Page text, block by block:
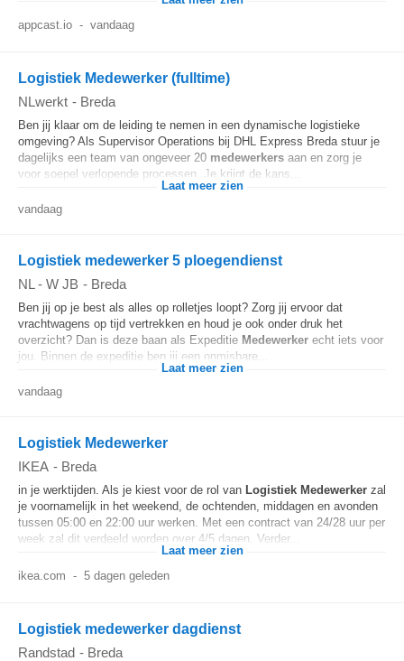
appcast.io - vandaag
Logistiek Medewerker (fulltime)
NLwerkt - Breda
Ben jij klaar om de leiding te nemen in een dynamische logistieke
omgeving? Als Supervisor Operations bij DHL Express Breda stuur je
dagelijks een team van ongeveer 20 medewerkers aan en zorg je
voor soepel verlopende processen. Je krijgt de kans...
Laat meer zien
vandaag
Logistiek medewerker 5 ploegendienst
NL - W JB - Breda
Ben jij op je best als alles op rolletjes loopt? Zorg jij ervoor dat
vrachtwagens op tijd vertrekken en houd je ook onder druk het
overzicht? Dan is deze baan als Expeditie Medewerker echt iets voor
jou. Binnen de expeditie ben jij een onmisbare...
Laat meer zien
vandaag
Logistiek Medewerker
IKEA - Breda
in je werktijden. Als je kiest voor de rol van Logistiek Medewerker zal
je voornamelijk in het weekend, de ochtenden, middagen en avonden
tussen 05:00 en 22:00 uur werken. Met een contract van 24/28 uur per
week zal dit verdeeld worden over 4/5 dagen. Verder...
Laat meer zien
ikea.com - 5 dagen geleden
Logistiek medewerker dagdienst
Randstad - Breda